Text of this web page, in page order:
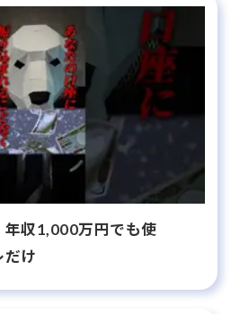
年収1,000万円でも使
だけ